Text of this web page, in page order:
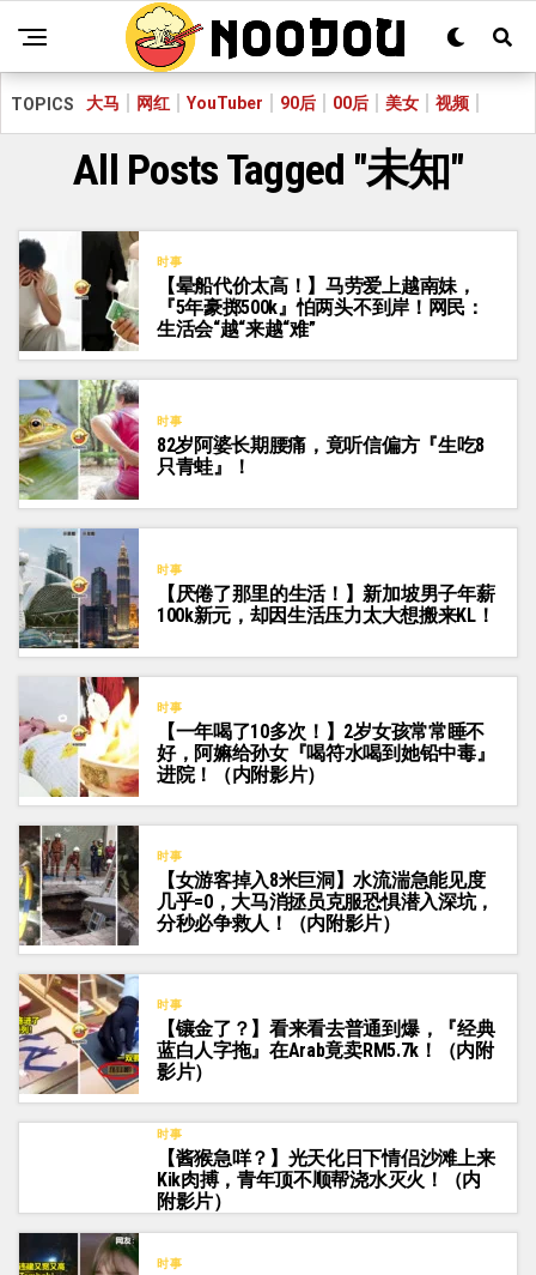
TOPICS 大马 网红 YouTuber 90后 00后 美女 视频
All Posts Tagged "未知"
时事
【晕船代价太高！】马劳爱上越南妹，
『5年豪掷500k』怕两头不到岸！网民：
生活会“越“来越“难”
时事
82岁阿婆长期腰痛，竟听信偏方『生吃8
只青蛙』！
时事
【厌倦了那里的生活！】新加坡男子年薪
100k新元，却因生活压力太大想搬来KL！
时事
【一年喝了10多次！】2岁女孩常常睡不
好，阿嫲给孙女『喝符水喝到她铅中毒』
进院！（内附影片）
时事
【女游客掉入8米巨洞】水流湍急能见度
几乎=0，大马消拯员克服恐惧潜入深坑，
分秒必争救人！（内附影片）
时事
【镶金了？】看来看去普通到爆，『经典
蓝白人字拖』在Arab竟卖RM5.7k！（内附
影片）
时事
【酱猴急咩？】光天化日下情侣沙滩上来
Kik肉搏，青年顶不顺帮浇水灭火！（内
附影片）
时事